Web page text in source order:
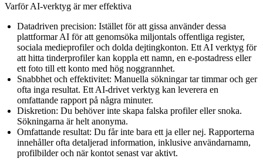
Varför AI-verktyg är mer effektiva
Datadriven precision: Istället för att gissa använder dessa
plattformar AI för att genomsöka miljontals offentliga register,
sociala medieprofiler och dolda dejtingkonton. Ett AI verktyg för
att hitta tinderprofiler kan koppla ett namn, en e-postadress eller
ett foto till ett konto med hög noggrannhet.
Snabbhet och effektivitet: Manuella sökningar tar timmar och ger
ofta inga resultat. Ett AI-drivet verktyg kan leverera en
omfattande rapport på några minuter.
Diskretion: Du behöver inte skapa falska profiler eller snoka.
Sökningarna är helt anonyma.
Omfattande resultat: Du får inte bara ett ja eller nej. Rapporterna
innehåller ofta detaljerad information, inklusive användarnamn,
profilbilder och när kontot senast var aktivt.